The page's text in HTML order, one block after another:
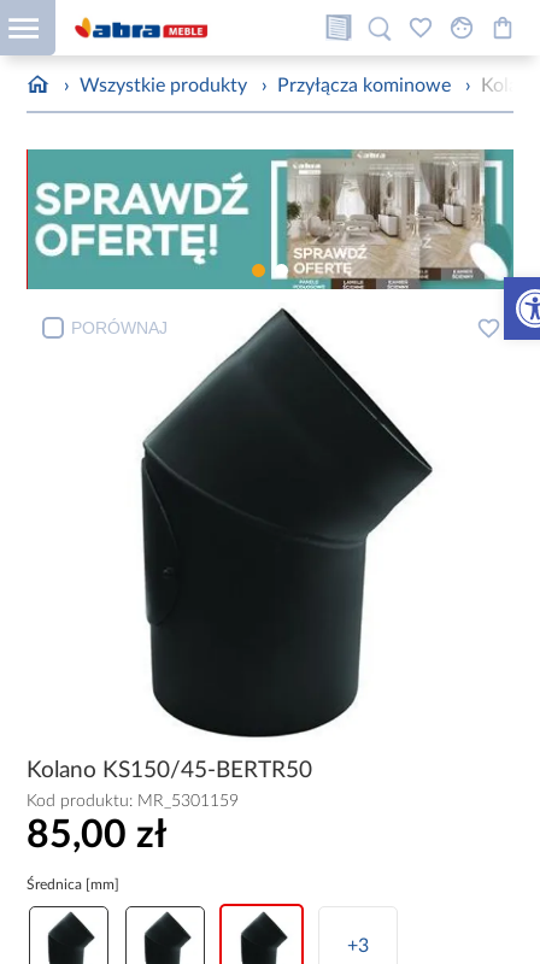
› Wszystkie produkty › Przyłącza kominowe ›
PORÓWNAJ
Kolano KS150/45-BERTR50
Kod produktu: MR_5301159
85,00 zł
Średnica [mm]
+3